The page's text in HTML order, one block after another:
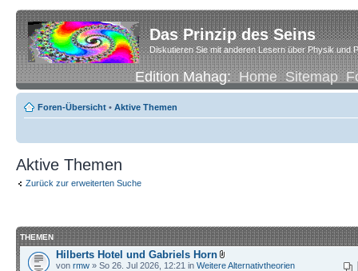
Das Prinzip des Seins
Diskutieren Sie mit anderen Lesern über Physik und
Edition Mahag:Home Sitemap
Foren-Übersicht • Aktive Themen
Aktive Themen
Zurück zur erweiterten Suche
THEMEN
Hilberts Hotel und Gabriels Horn
von rmw » So 26. Jul 2026, 12:21 in Weitere Alternativtheorien